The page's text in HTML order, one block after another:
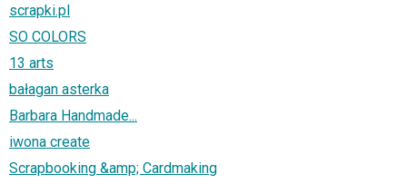
scrapki.pl
SO COLORS
13 arts
bałagan asterka
Barbara Handmade...
iwona create
Scrapbooking &amp; Cardmaking